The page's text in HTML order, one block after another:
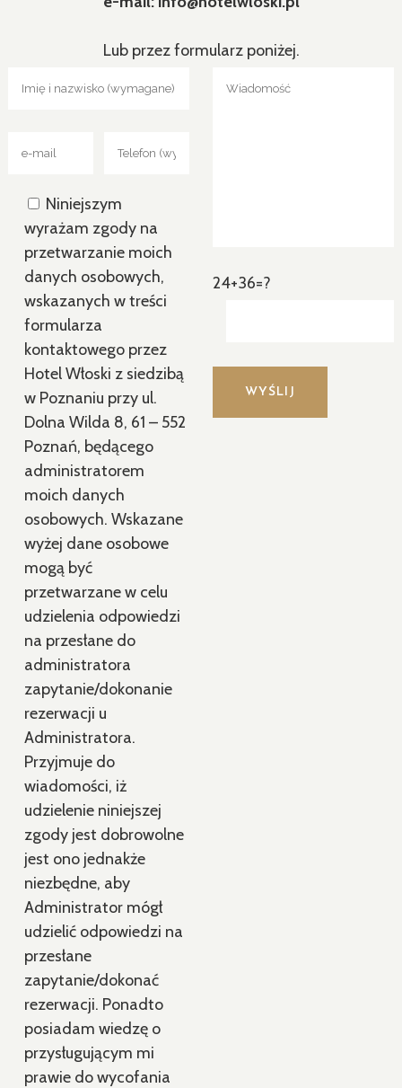
Lub przez formularz poniżej.
Niniejszym
wyrażam zgody na
przetwarzanie moich
danych osobowych,
wskazanych w treści
formularza
kontaktowego przez
Hotel Włoski z siedzibą
w Poznaniu przy ul.
Dolna Wilda 8, 61 – 552
Poznań, będącego
administratorem
moich danych
osobowych. Wskazane
wyżej dane osobowe
mogą być
przetwarzane w celu
udzielenia odpowiedzi
na przesłane do
administratora
zapytanie/dokonanie
rezerwacji u
Administratora.
Przyjmuje do
wiadomości, iż
udzielenie niniejszej
zgody jest dobrowolne
jest ono jednakże
niezbędne, aby
Administrator mógł
udzielić odpowiedzi na
przesłane
zapytanie/dokonać
rezerwacji. Ponadto
posiadam wiedzę o
przysługującym mi
prawie do wycofania
24+36=?